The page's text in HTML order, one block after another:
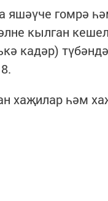
яшәүче гомрә
кылган
кадәр)
хаҗилар һәм